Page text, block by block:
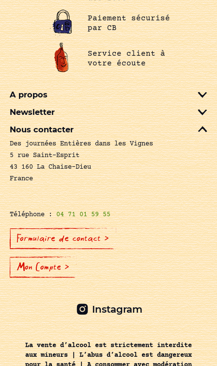
Paiement sécurisé
par CB
Service client à
votre écoute
A propos
Newsletter
Nous contacter
Des journées Entières dans les Vignes
5 rue Saint-Esprit
43 160 La Chaise-Dieu
France
Téléphone :04 71 01 59 55
Formulaire de contact >
Mon Compte >
Instagram
La vente d’alcool est strictement interdite
aux mineurs | L’abus d’alcool est dangereux